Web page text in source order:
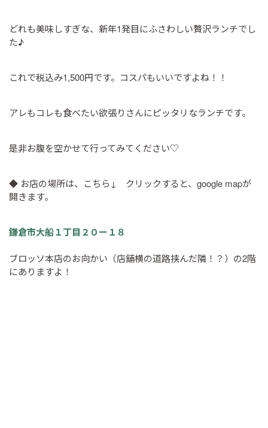
どれも美味しすぎな、新年1発目にふさわしい贅沢ランチでし
た♪
これで税込み1,500円です。コスパもいいですよね！！
アレもコレも食べたい欲張りさんにピッタリなランチです。
是非お腹を空かせて行ってみてください♡
◆ お店の場所は、こちら↓ クリックすると、google mapが
開きます。
鎌倉市大船１丁目２０ー１８
ブロッソ本店のお向かい（店舗横の道路挟んだ隣！？）の2階
にありますよ！